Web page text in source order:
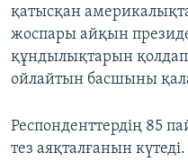
қатысқан
жоспары айқын
құндылықтарын
ойлайтын басшыны
Респонденттердің 85
тез аяқталғанын